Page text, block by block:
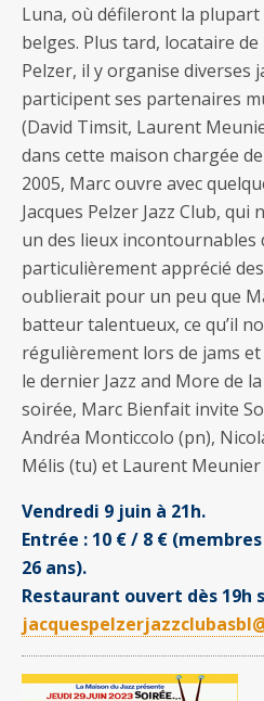
Luna, où défileront la plupart
belges. Plus tard, locataire
Pelzer, il y organise diverses
participent ses partenaires
(David Timsit, Laurent
dans cette maison chargée
2005, Marc ouvre avec
Jacques Pelzer Jazz Club,
un des lieux incontournables
particulièrement apprécié
oublierait pour un peu que
batteur talentueux, ce qu’il
régulièrement lors de jams
le dernier Jazz and More de
soirée, Marc Bienfait invite
Andréa Monticcolo (pn),
Mélis (tu) et Laurent Meunier
Vendredi 9 juin à 21h.
Entrée : 10 € / 8 €
26 ans).
Restaurant ouvert dès 19h